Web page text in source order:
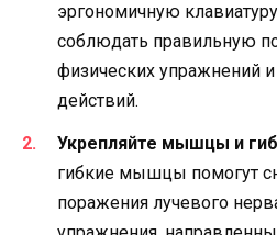
эргономичную
соблюдать правильную
физических упражнений
действий.
Укрепляйте мышцы и
гибкие мышцы помогут
поражения лучевого